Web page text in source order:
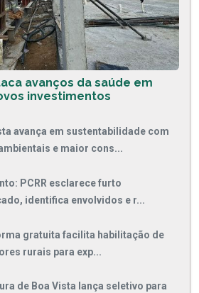
avanços da saúde em
investimentos
avança em sustentabilidade com
e maior cons...
PCRR esclarece furto
identifica envolvidos e r...
gratuita facilita habilitação de
rurais para exp...
de Boa Vista lança seletivo para